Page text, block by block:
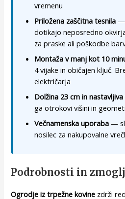
vremenu
Priložena zaščitna tesnila —
dotikajo neposredno
za praske ali poškodbe
Montaža v manj kot 10
4 vijake in običajen ključ.
električarja
Dolžina 23 cm in nastavljiva
ga otrokovi višini in
Večnamenska uporaba —
nosilec za nakupovalne
Podrobnosti in
Ogrodje iz trpežne kovine zdrži